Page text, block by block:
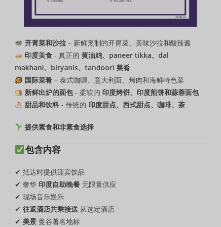
开胃菜和沙拉– 新鲜烹制的开胃菜、美味沙拉和酸辣酱
印度美食- 真正的 黄油鸡、paneer tikka、dal
makhani、biryanis、tandoori 菜肴
国际菜肴– 泰式咖喱、意大利面、烤肉和海鲜特色菜
新鲜出炉的面包- 柔软的 印度烤饼、印度煎饼和蒜蓉面包
甜品和饮料- 传统的 印度甜点、西式甜点、咖啡、茶
提供素食和非素食选择
包含内容
✔ 抵达时提供迎宾饮品
✔ 奢华 印度自助晚餐 无限量供应
✔ 现场音乐娱乐
✔ 往返酒店共乘接送 从选定酒店
✔ 美景 曼谷著名地标